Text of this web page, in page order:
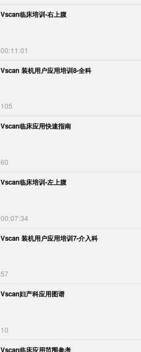
Vscan临床培训-右上腹
00:11:01
Vscan 装机用户应用培训8-全科
105
Vscan临床应用快速指南
60
Vscan临床培训-左上腹
00:07:34
Vscan 装机用户应用培训7-介入科
57
Vscan妇产科应用图谱
10
Vscan临床应用范围参考